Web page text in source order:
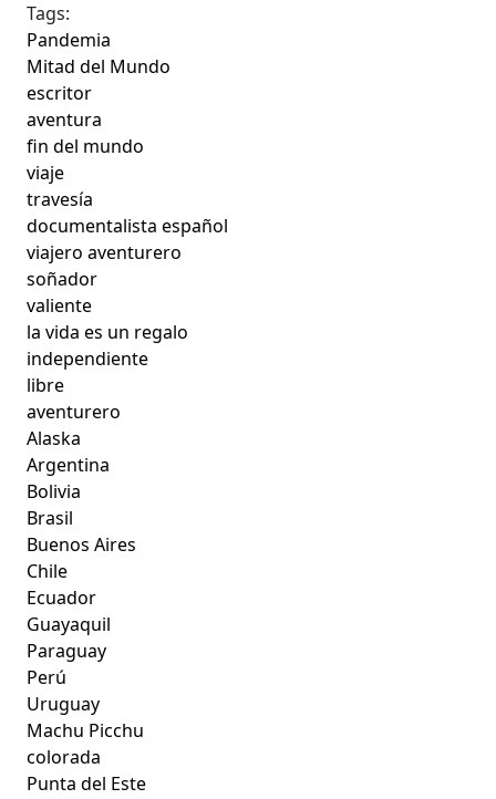
Tags:
Pandemia
Mitad del Mundo
escritor
aventura
fin del mundo
viaje
travesía
documentalista español
viajero aventurero
soñador
valiente
la vida es un regalo
independiente
libre
aventurero
Alaska
Argentina
Bolivia
Brasil
Buenos Aires
Chile
Ecuador
Guayaquil
Paraguay
Perú
Uruguay
Machu Picchu
colorada
Punta del Este